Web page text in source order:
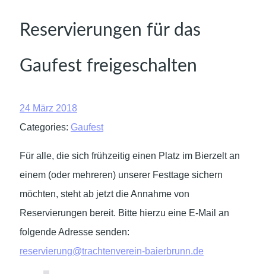
Reservierungen für das
Gaufest freigeschalten
24 März 2018
Categories: Gaufest
Für alle, die sich frühzeitig einen Platz im Bierzelt an
einem (oder mehreren) unserer Festtage sichern
möchten, steht ab jetzt die Annahme von
Reservierungen bereit. Bitte hierzu eine E-Mail an
folgende Adresse senden:
reservierung@trachtenverein-baierbrunn.de